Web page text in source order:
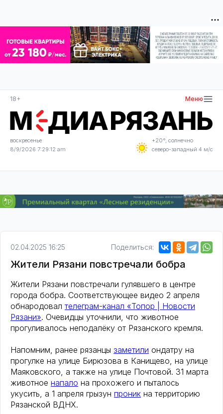
18+ Меню
воскресенье
8/9/2026 7:29:13 am
+20°, солнечно
северо-западный 4 м/с
02.04.2025 16:25 Поделиться:
Жители Рязани повстречали бобра
Жители Рязани повстречали гулявшего в центре
города бобра. Соответствующее видео 2 апреля
обнародовал телеграм-канал «Топор | Новости
Рязани». Очевидцы уточнили, что животное
прогуливалось неподалёку от Рязанского кремля.
Напомним, ранее рязанцы заметили ондатру на
прогулке на улице Бирюзова в Канищево, на улице
Маяковского, а также на улице Почтовой. 31 марта
животное напало на прохожего и пыталось
укусить, а 1 апреля грызун проник на территорию
Рязанской ВДНХ.